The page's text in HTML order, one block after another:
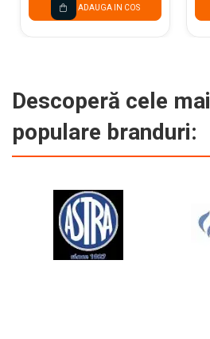
ADAUGA IN COS
Descoperă cele mai
populare branduri: